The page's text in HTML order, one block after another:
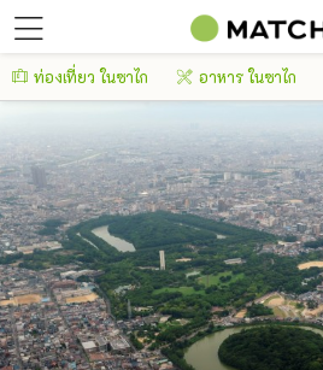
ท่องเที่ยว ในซาไก อาหาร ในซาไก